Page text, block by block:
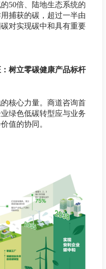
50倍、陆地生态系统的
捕获的碳，超过一半由
对实现碳中和具有重要
树立零碳健康产品标杆
核心力量。商道咨询首
绿色低碳转型应与业务
值的协同。